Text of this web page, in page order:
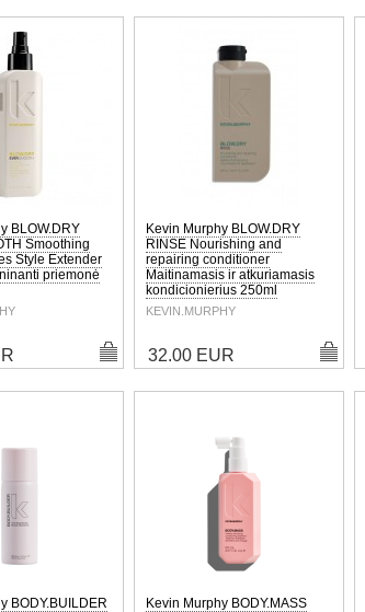
BLOW.DRY
Smoothing
Style Extender
priemonė
Kevin Murphy BLOW.DRY
RINSE Nourishing and
repairing conditioner
Maitinamasis ir atkuriamasis
kondicionierius 250ml
KEVIN.MURPHY
32.00 EUR
BODY.BUILDER
Kevin Murphy BODY.MASS